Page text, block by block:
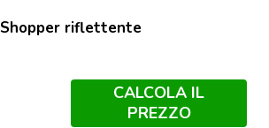
Shopper riflettente
CALCOLA IL
PREZZO